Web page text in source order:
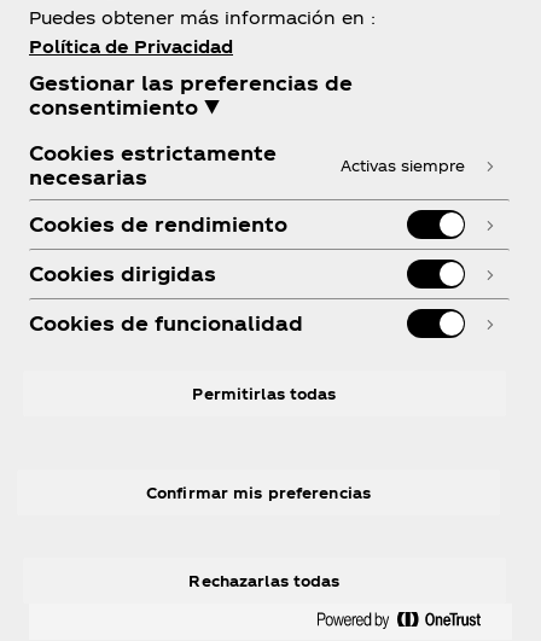
¿Necesitas ayuda?
Legal
derechos reservados.
Puedes obtener más información en :
Política de Privacidad
Gestionar las preferencias de
consentimiento ▼
Cookies estrictamente
necesarias
Activas siempre
Cookies de rendimiento
Cookies dirigidas
Cookies de funcionalidad
Permitirlas todas
Rechazarlas todas
Confirmar mis preferencias